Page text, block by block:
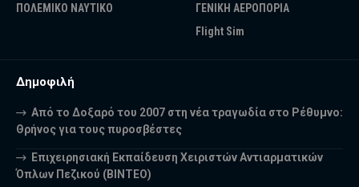
ΠΟΛΕΜΙΚΟ ΝΑΥΤΙΚΟ
ΓΕΝΙΚΗ ΑΕΡΟΠΟΡΙΑ
Flight Sim
Δημοφιλή
Από το Δοξαρό του 2007 στη νέα τραγωδία στο Ρέθυμνο:
Θρήνος για τους πυροσβέστες
Επιχειρησιακή Εκπαίδευση Χειριστών Αντιαρματικών
Όπλων Πεζικού (ΒΙΝΤΕΟ)